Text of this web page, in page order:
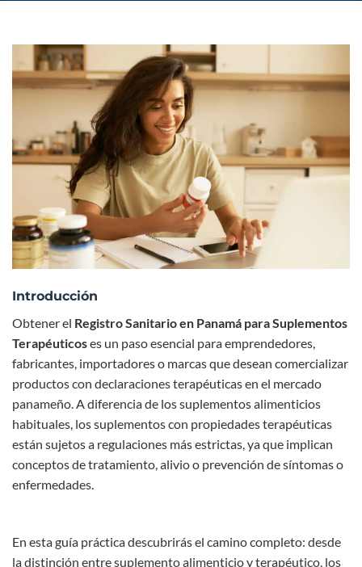
Introducción
Obtener el Registro Sanitario en Panamá para Suplementos
Terapéuticoses un paso esencial para emprendedores,
fabricantes, importadores o marcas que desean comercializar
productos con declaraciones terapéuticas en el mercado
panameño. A diferencia de los suplementos alimenticios
habituales, los suplementos con propiedades terapéuticas
están sujetos a regulaciones más estrictas, ya que implican
conceptos de tratamiento, alivio o prevención de síntomas o
enfermedades.
En esta guía práctica descubrirás el camino completo: desde
la distinción entre suplemento alimenticio y terapéutico, los